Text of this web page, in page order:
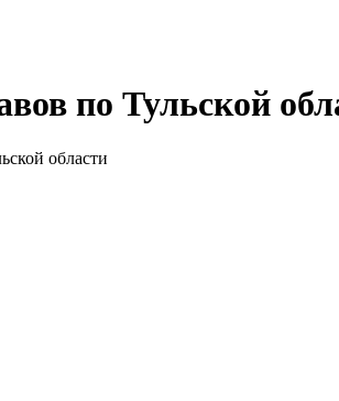
по Тульской
области